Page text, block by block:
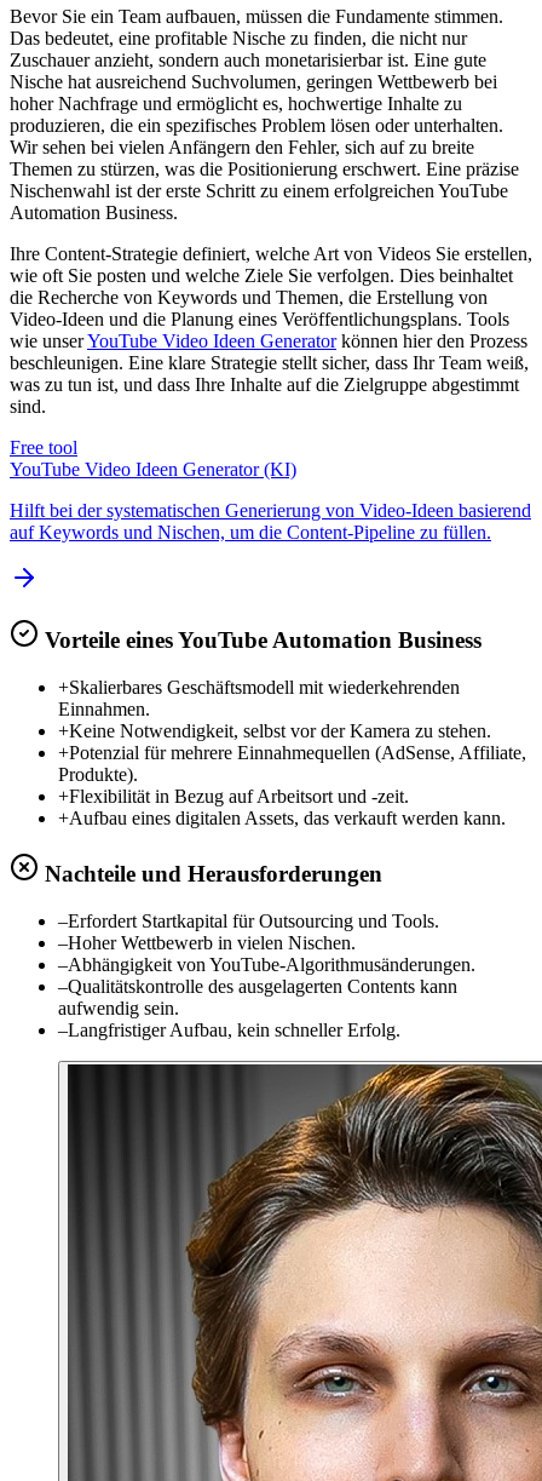
Bevor Sie ein Team aufbauen, müssen die Fundamente stimmen.
Das bedeutet, eine profitable Nische zu finden, die nicht nur
Zuschauer anzieht, sondern auch monetarisierbar ist. Eine gute
Nische hat ausreichend Suchvolumen, geringen Wettbewerb bei
hoher Nachfrage und ermöglicht es, hochwertige Inhalte zu
produzieren, die ein spezifisches Problem lösen oder unterhalten.
Wir sehen bei vielen Anfängern den Fehler, sich auf zu breite
Themen zu stürzen, was die Positionierung erschwert. Eine präzise
Nischenwahl ist der erste Schritt zu einem erfolgreichen YouTube
Automation Business.
Ihre Content-Strategie definiert, welche Art von Videos Sie erstellen,
wie oft Sie posten und welche Ziele Sie verfolgen. Dies beinhaltet
die Recherche von Keywords und Themen, die Erstellung von
Video-Ideen und die Planung eines Veröffentlichungsplans. Tools
wie unserYouTube Video Ideen Generatorkönnen hier den Prozess
beschleunigen. Eine klare Strategie stellt sicher, dass Ihr Team weiß,
was zu tun ist, und dass Ihre Inhalte auf die Zielgruppe abgestimmt
sind.
Free tool
YouTube Video Ideen Generator (KI)
Hilft bei der systematischen Generierung von Video-Ideen basierend
auf Keywords und Nischen, um die Content-Pipeline zu füllen.
Vorteile eines YouTube Automation Business
+Skalierbares Geschäftsmodell mit wiederkehrenden
Einnahmen.
+Keine Notwendigkeit, selbst vor der Kamera zu stehen.
+Potenzial für mehrere Einnahmequellen (AdSense, Affiliate,
Produkte).
+Flexibilität in Bezug auf Arbeitsort und -zeit.
+Aufbau eines digitalen Assets, das verkauft werden kann.
Nachteile und Herausforderungen
–Erfordert Startkapital für Outsourcing und Tools.
–Hoher Wettbewerb in vielen Nischen.
–Abhängigkeit von YouTube-Algorithmusänderungen.
–Qualitätskontrolle des ausgelagerten Contents kann
aufwendig sein.
–Langfristiger Aufbau, kein schneller Erfolg.